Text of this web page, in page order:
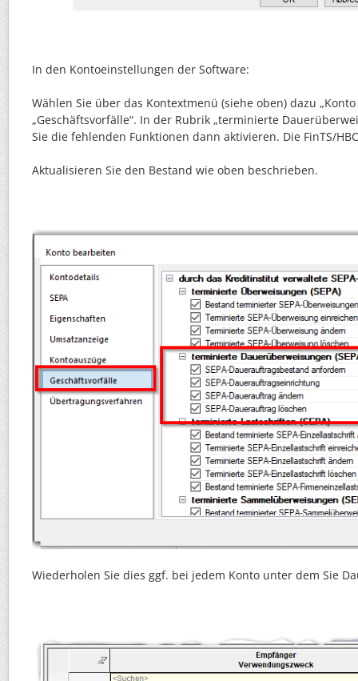
In den Kontoeinstellungen der Software:
Wählen Sie über das Kontextmenü (siehe oben) dazu
„Geschäftsvorfälle“. In der Rubrik „terminierte
Sie die fehlenden Funktionen dann aktivieren. Die FinTS/
Aktualisieren Sie den Bestand wie oben beschrieben.
Wiederholen Sie dies ggf. bei jedem Konto unter dem Sie